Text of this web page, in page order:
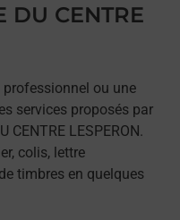
DU CENTRE
professionnel ou une
services proposés par
CENTRE LESPERON.
colis, lettre
timbres en quelques